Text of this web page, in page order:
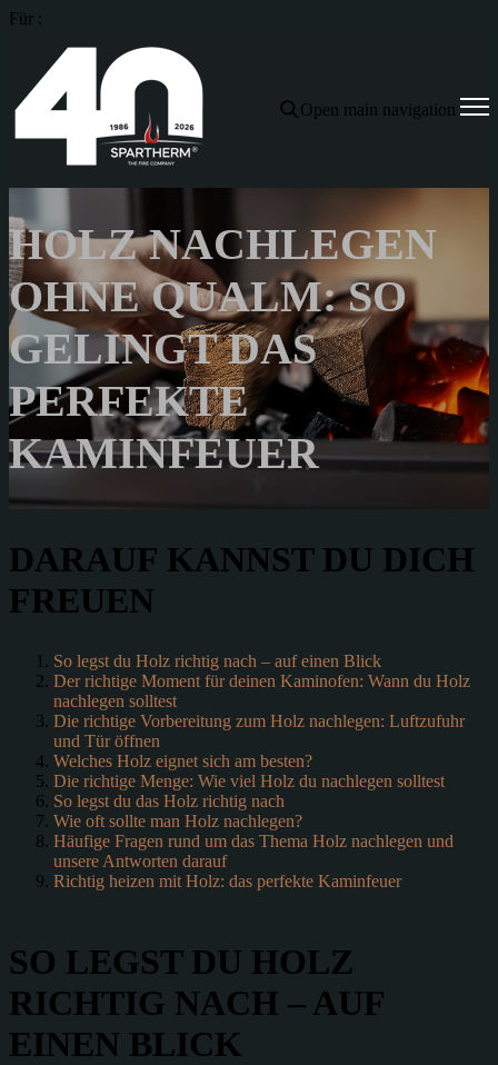
Für :
Open main navigation
HOLZ NACHLEGEN
OHNE QUALM: SO
GELINGT DAS
PERFEKTE
KAMINFEUER
DARAUF KANNST DU DICH
FREUEN
So legst du Holz richtig nach – auf einen Blick
Der richtige Moment für deinen Kaminofen: Wann du Holz
nachlegen solltest
Die richtige Vorbereitung zum Holz nachlegen: Luftzufuhr
und Tür öffnen
Welches Holz eignet sich am besten?
Die richtige Menge: Wie viel Holz du nachlegen solltest
So legst du das Holz richtig nach
Wie oft sollte man Holz nachlegen?
Häufige Fragen rund um das Thema Holz nachlegen und
unsere Antworten darauf
Richtig heizen mit Holz: das perfekte Kaminfeuer
SO LEGST DU HOLZ
RICHTIG NACH – AUF
EINEN BLICK